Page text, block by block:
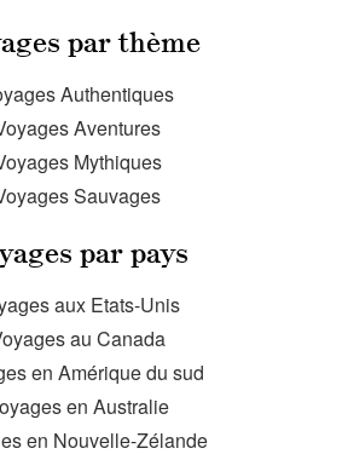
par thème
Authentiques
Aventures
Mythiques
Sauvages
par pays
aux Etats-Unis
au Canada
en Amérique du sud
en Australie
en Nouvelle-Zélande